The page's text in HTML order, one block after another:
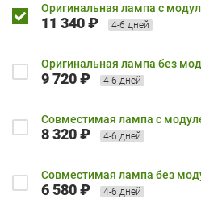
Оригинальная лампа с
11 340 ₽ 4-6 дней
Оригинальная лампа без
9 720 ₽ 4-6 дней
Совместимая лампа с
8 320 ₽ 4-6 дней
Совместимая лампа без
6 580 ₽ 4-6 дней